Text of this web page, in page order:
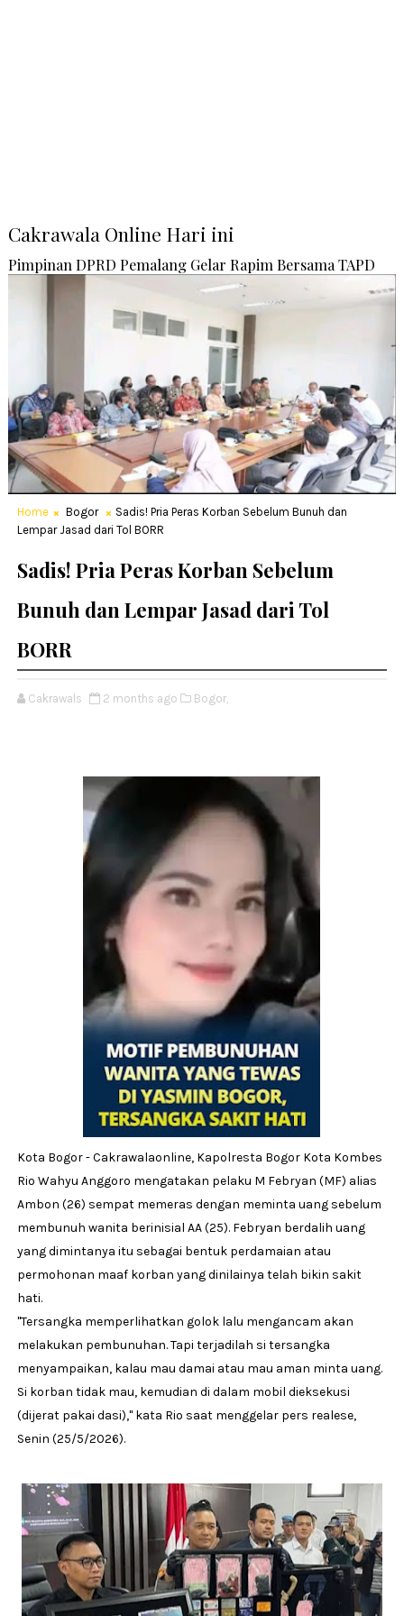
Cakrawala Online Hari ini
Pimpinan DPRD Pemalang Gelar Rapim Bersama TAPD
Home Bogor
Sadis! Pria Peras Korban Sebelum Bunuh dan
Lempar Jasad dari Tol BORR
Sadis! Pria Peras Korban Sebelum
Bunuh dan Lempar Jasad dari Tol
BORR
Cakrawals 2 months ago Bogor,
Kota Bogor - Cakrawalaonline, Kapolresta Bogor Kota Kombes
Rio Wahyu Anggoro mengatakan pelaku M Febryan (MF) alias
Ambon (26) sempat memeras dengan meminta uang sebelum
membunuh wanita berinisial AA (25). Febryan berdalih uang
yang dimintanya itu sebagai bentuk perdamaian atau
permohonan maaf korban yang dinilainya telah bikin sakit
hati.
"Tersangka memperlihatkan golok lalu mengancam akan
melakukan pembunuhan. Tapi terjadilah si tersangka
menyampaikan, kalau mau damai atau mau aman minta uang.
Si korban tidak mau, kemudian di dalam mobil dieksekusi
(dijerat pakai dasi)," kata Rio saat menggelar pers realese,
Senin (25/5/2026).